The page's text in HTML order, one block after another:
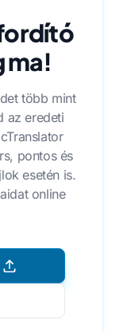
fordító
ma!
több mint
az eredeti
pontos és
esetén is.
online